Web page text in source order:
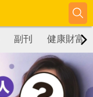
副刊 健康財富